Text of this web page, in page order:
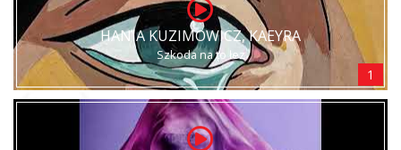
HANIA KUZIMOWICZ, KAEYRA
Szkoda na to łez
1